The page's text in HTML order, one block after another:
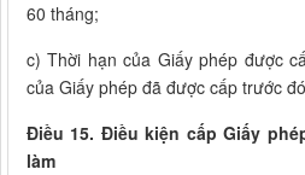
60 tháng;
c) Thời hạn của Giấy phép được
của Giấy phép đã được cấp trước
Điều 15. Điều kiện cấp Giấy
làm